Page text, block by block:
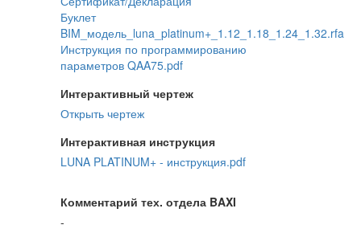
Буклет
BIM_модель_luna_platinum+_1.12_1.18_1.24_1.32.rfa
Инструкция по программированию
параметров QAA75.pdf
Интерактивный чертеж
Открыть чертеж
Интерактивная инструкция
LUNA PLATINUM+ - инструкция.pdf
Комментарий тех. отдела BAXI
-